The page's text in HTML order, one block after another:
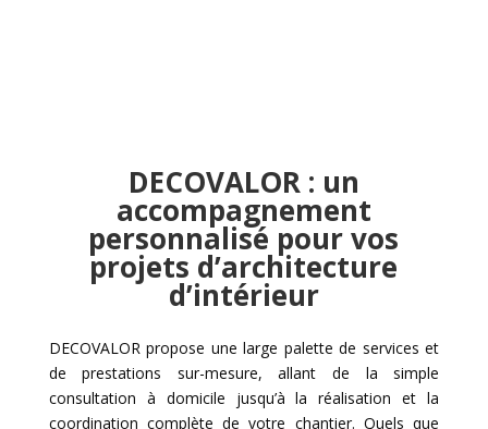
DECOVALOR : un
accompagnement
personnalisé pour vos
projets d’architecture
d’intérieur
DECOVALOR propose une large palette de services et
de prestations sur-mesure, allant de la simple
consultation à domicile jusqu’à la réalisation et la
coordination complète de votre chantier. Quels que